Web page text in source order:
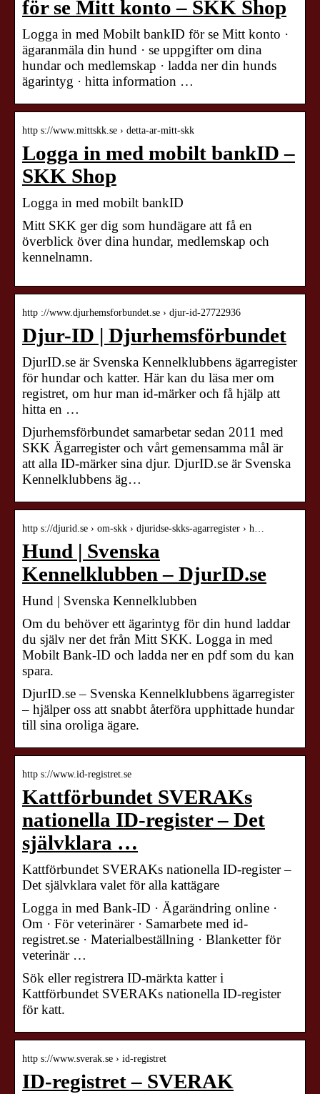
för se Mitt konto – SKK Shop
Logga in med Mobilt bankID för se Mitt konto ·
ägaranmäla din hund · se uppgifter om dina
hundar och medlemskap · ladda ner din hunds
ägarintyg · hitta information …
http s://www.mittskk.se › detta-ar-mitt-skk
Logga in med mobilt bankID –
SKK Shop
Logga in med mobilt bankID
Mitt SKK ger dig som hundägare att få en
överblick över dina hundar, medlemskap och
kennelnamn.
http ://www.djurhemsforbundet.se › djur-id-27722936
Djur-ID | Djurhemsförbundet
DjurID.se är Svenska Kennelklubbens ägarregister
för hundar och katter. Här kan du läsa mer om
registret, om hur man id-märker och få hjälp att
hitta en …
Djurhemsförbundet samarbetar sedan 2011 med
SKK Ägarregister och vårt gemensamma mål är
att alla ID-märker sina djur. DjurID.se är Svenska
Kennelklubbens äg…
http s://djurid.se › om-skk › djuridse-skks-agarregister › h…
Hund | Svenska
Kennelklubben – DjurID.se
Hund | Svenska Kennelklubben
Om du behöver ett ägarintyg för din hund laddar
du själv ner det från Mitt SKK. Logga in med
Mobilt Bank-ID och ladda ner en pdf som du kan
spara.
DjurID.se – Svenska Kennelklubbens ägarregister
– hjälper oss att snabbt återföra upphittade hundar
till sina oroliga ägare.
http s://www.id-registret.se
Kattförbundet SVERAKs
nationella ID-register – Det
självklara …
Kattförbundet SVERAKs nationella ID-register –
Det självklara valet för alla kattägare
Logga in med Bank-ID · Ägarändring online ·
Om · För veterinärer · Samarbete med id-
registret.se · Materialbeställning · Blanketter för
veterinär …
Sök eller registrera ID-märkta katter i
Kattförbundet SVERAKs nationella ID-register
för katt.
http s://www.sverak.se › id-registret
ID-registret – SVERAK